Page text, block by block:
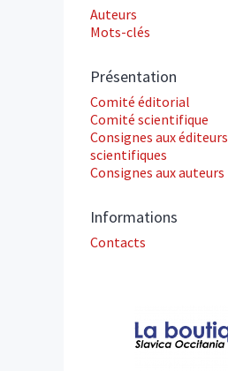
Auteurs
Mots-clés
Présentation
Comité éditorial
Comité scientifique
Consignes aux éditeurs
scientifiques
Consignes aux auteurs
Informations
Contacts